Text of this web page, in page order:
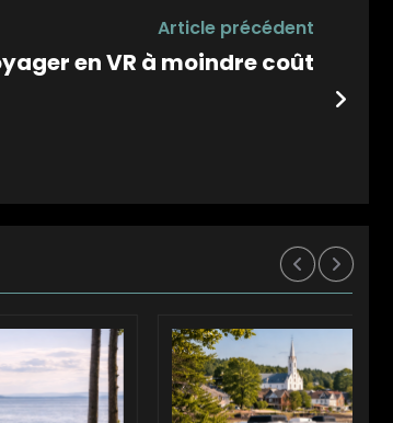
Article précédent
en VR à moindre coût